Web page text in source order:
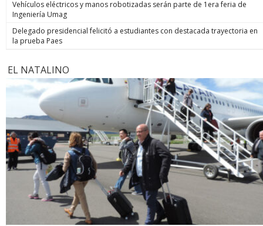
Vehículos eléctricos y manos robotizadas serán parte de 1era feria de
Ingeniería Umag
Delegado presidencial felicitó a estudiantes con destacada trayectoria en
la prueba Paes
EL NATALINO